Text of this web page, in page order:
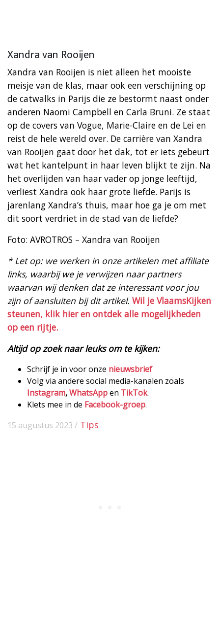
Xandra van Rooijen
Xandra van Rooijen is niet alleen het mooiste
meisje van de klas, maar ook een verschijning op
de catwalks in Parijs die ze bestormt naast onder
anderen Naomi Campbell en Carla Bruni. Ze staat
op de covers van Vogue, Marie-Claire en de Lei en
reist de hele wereld over. De carrière van Xandra
van Rooijen gaat door het dak, tot er iets gebeurt
wat het kantelpunt in haar leven blijkt te zijn. Na
het overlijden van haar vader op jonge leeftijd,
verliest Xandra ook haar grote liefde. Parijs is
jarenlang Xandra’s thuis, maar hoe ga je om met
dit soort verdriet in de stad van de liefde?
Foto: AVROTROS – Xandra van Rooijen
* Let op: we werken in onze artikelen met affiliate
links, waarbij we je verwijzen naar partners
waarvan wij denken dat ze interessant voor jou
zijn of aansluiten bij dit artikel. Wil je VlaamsKijken
steunen, klik hier en ontdek alle mogelijkheden
op een rijtje.
Altijd op zoek naar leuks om te kijken:
Schrijf je in voor onze nieuwsbrief
Volg via andere social media-kanalen zoals
Instagram,WhatsAppen TikTok.
Klets mee in de Facebook-groep.
15 augustus 2023 / Tips